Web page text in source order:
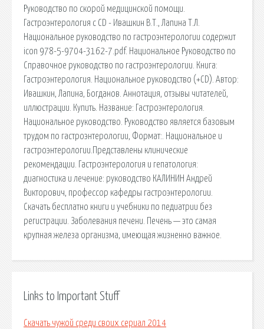
Руководство по скорой медицинской помощи.
Гастроэнтерология с CD - Ивашкин В.Т., Лапина Т.Л.
Национальное руководство по гастроэнтерологии содержит
icon 978-5-9704-3162-7.pdf. Национальное Руководство по
Справочное руководство по гастроэнтерологии. Книга:
Гастроэнтерология. Национальное руководство (+CD). Автор:
Ивашкин, Лапина, Богданов. Аннотация, отзывы читателей,
иллюстрации. Купить. Название: Гастроэнтерология.
Национальное руководство. Руководство является базовым
трудом по гастроэнтерологии, Формат:. Национальное и
гастроэнтерологии.Представлены клинические
рекомендации. Гастроэнтерология и гепатология:
диагностика и лечение: руководство КАЛИНИН Андрей
Викторович, профессор кафедры гастроэнтерологии.
Скачать бесплатно книги и учебники по педиатрии без
регистрации. Заболевания печени. Печень — это самая
крупная железа организма, имеющая жизненно важное.
Links to Important Stuff
Скачать чужой среди своих сериал 2014